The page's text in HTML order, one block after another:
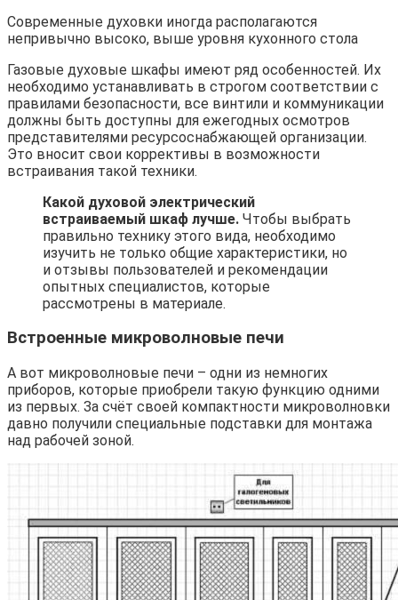
Современные духовки иногда располагаются
непривычно высоко, выше уровня кухонного стола
Газовые духовые шкафы имеют ряд особенностей. Их
необходимо устанавливать в строгом соответствии с
правилами безопасности, все винтили и коммуникации
должны быть доступны для ежегодных осмотров
представителями ресурсоснабжающей организации.
Это вносит свои коррективы в возможности
встраивания такой техники.
Какой духовой электрический
встраиваемый шкаф лучше. Чтобы выбрать
правильно технику этого вида, необходимо
изучить не только общие характеристики, но
и отзывы пользователей и рекомендации
опытных специалистов, которые
рассмотрены в материале.
Встроенные микроволновые печи
А вот микроволновые печи – одни из немногих
приборов, которые приобрели такую функцию одними
из первых. За счёт своей компактности микроволновки
давно получили специальные подставки для монтажа
над рабочей зоной.